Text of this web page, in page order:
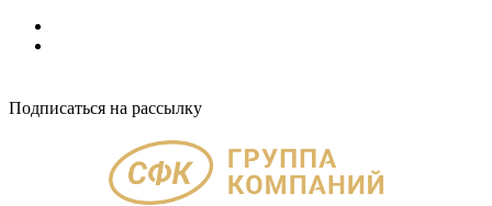
Подписаться на рассылку